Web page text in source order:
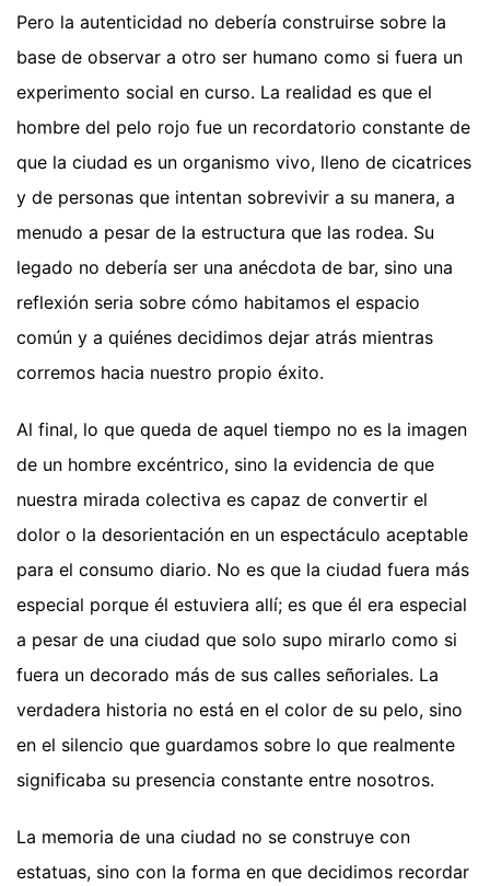
Pero la autenticidad no debería construirse sobre la
base de observar a otro ser humano como si fuera un
experimento social en curso. La realidad es que el
hombre del pelo rojo fue un recordatorio constante de
que la ciudad es un organismo vivo, lleno de cicatrices
y de personas que intentan sobrevivir a su manera, a
menudo a pesar de la estructura que las rodea. Su
legado no debería ser una anécdota de bar, sino una
reflexión seria sobre cómo habitamos el espacio
común y a quiénes decidimos dejar atrás mientras
corremos hacia nuestro propio éxito.
Al final, lo que queda de aquel tiempo no es la imagen
de un hombre excéntrico, sino la evidencia de que
nuestra mirada colectiva es capaz de convertir el
dolor o la desorientación en un espectáculo aceptable
para el consumo diario. No es que la ciudad fuera más
especial porque él estuviera allí; es que él era especial
a pesar de una ciudad que solo supo mirarlo como si
fuera un decorado más de sus calles señoriales. La
verdadera historia no está en el color de su pelo, sino
en el silencio que guardamos sobre lo que realmente
significaba su presencia constante entre nosotros.
La memoria de una ciudad no se construye con
estatuas, sino con la forma en que decidimos recordar